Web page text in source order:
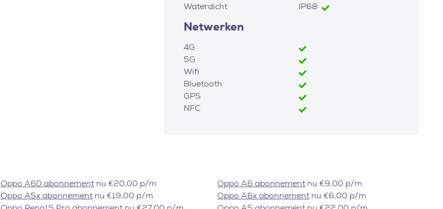
Waterdicht
IP68
Netwerken
4G
5G
Wifi
Bluetooth
GPS
NFC
Oppo A60 abonnementnu €20,00 p/m Oppo A6 abonnement nu €9,00 p/m
Oppo A5x abonnementnu €19,00 p/m Oppo A6x abonnement nu €6,00 p/m